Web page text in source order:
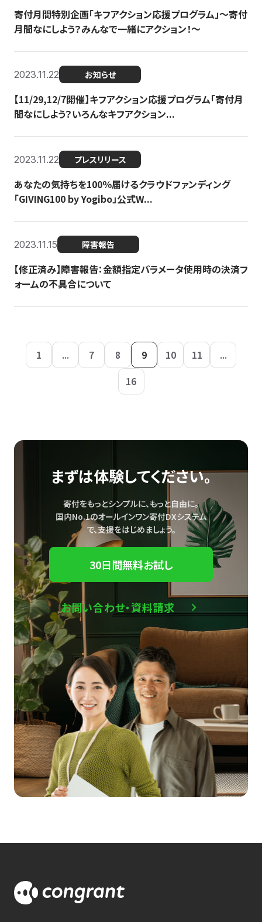
寄付月間特別企画「キフアクション応援プログラム」〜寄付
月間なにしよう？みんなで一緒にアクション！〜
2023.11.22 お知らせ
【11/29,12/7開催】キフアクション応援プログラム「寄付月
間なにしよう？いろんなキフアクション...
2023.11.22 プレスリリース
あなたの気持ちを100％届けるクラウドファンディング
「GIVING100 by Yogibo」公式W...
2023.11.15 障害報告
【修正済み】障害報告：金額指定パラメータ使用時の決済フ
ォームの不具合について
1 ... 7 8 9 10 11
...
16
まずは体験してください。
寄付をもっとシンプルに、もっと自由に。
国内No.1のオールインワン寄付DXシステム
で、支援をはじめましょう。
30日間無料お試し
お問い合わせ・資料請求